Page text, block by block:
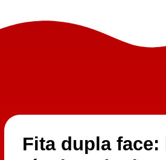
Fita dupla face: